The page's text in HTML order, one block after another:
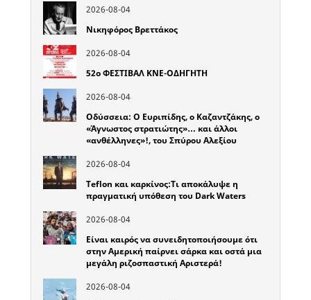
2026-08-04
Νικηφόρος Βρεττάκος
2026-08-04
52o ΦΕΣΤΙΒΑΛ ΚΝΕ-ΟΔΗΓΗΤΗ
2026-08-04
Οδύσσεια: Ο Ευριπίδης, ο Καζαντζάκης, ο
«Άγνωστος στρατιώτης»… και άλλοι
«ανθέλληνες»!, του Σπύρου Αλεξίου
2026-08-04
Teflon και καρκίνος:Τι αποκάλυψε η
πραγματική υπόθεση του Dark Waters
2026-08-04
Είναι καιρός να συνειδητοποιήσουμε ότι
στην Αμερική παίρνει σάρκα και οστά μια
μεγάλη ριζοσπαστική Αριστερά!
2026-08-04